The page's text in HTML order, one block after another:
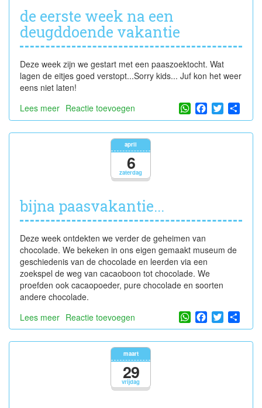
de eerste week na een
deugddoende vakantie
Deze week zijn we gestart met een paaszoektocht. Wat
lagen de eitjes goed verstopt...Sorry kids... Juf kon het weer
eens niet laten!
Lees meer over
de
eerste
deugddoende
Reactie toevoegen WhatsApp
Facebook
Twitter
zaterdag
april
6
bijna paasvakantie...
Deze week ontdekten we verder de geheimen van
chocolade. We bekeken in ons eigen gemaakt museum de
geschiedenis van de chocolade en leerden via een
zoekspel de weg van cacaoboon tot chocolade. We
proefden ook cacaopoeder, pure chocolade en soorten
andere chocolade.
Lees meer over
bijna
paasvakantie...
Reactie toevoegen WhatsApp
Facebook
Twitter
vrijdag
maart
29